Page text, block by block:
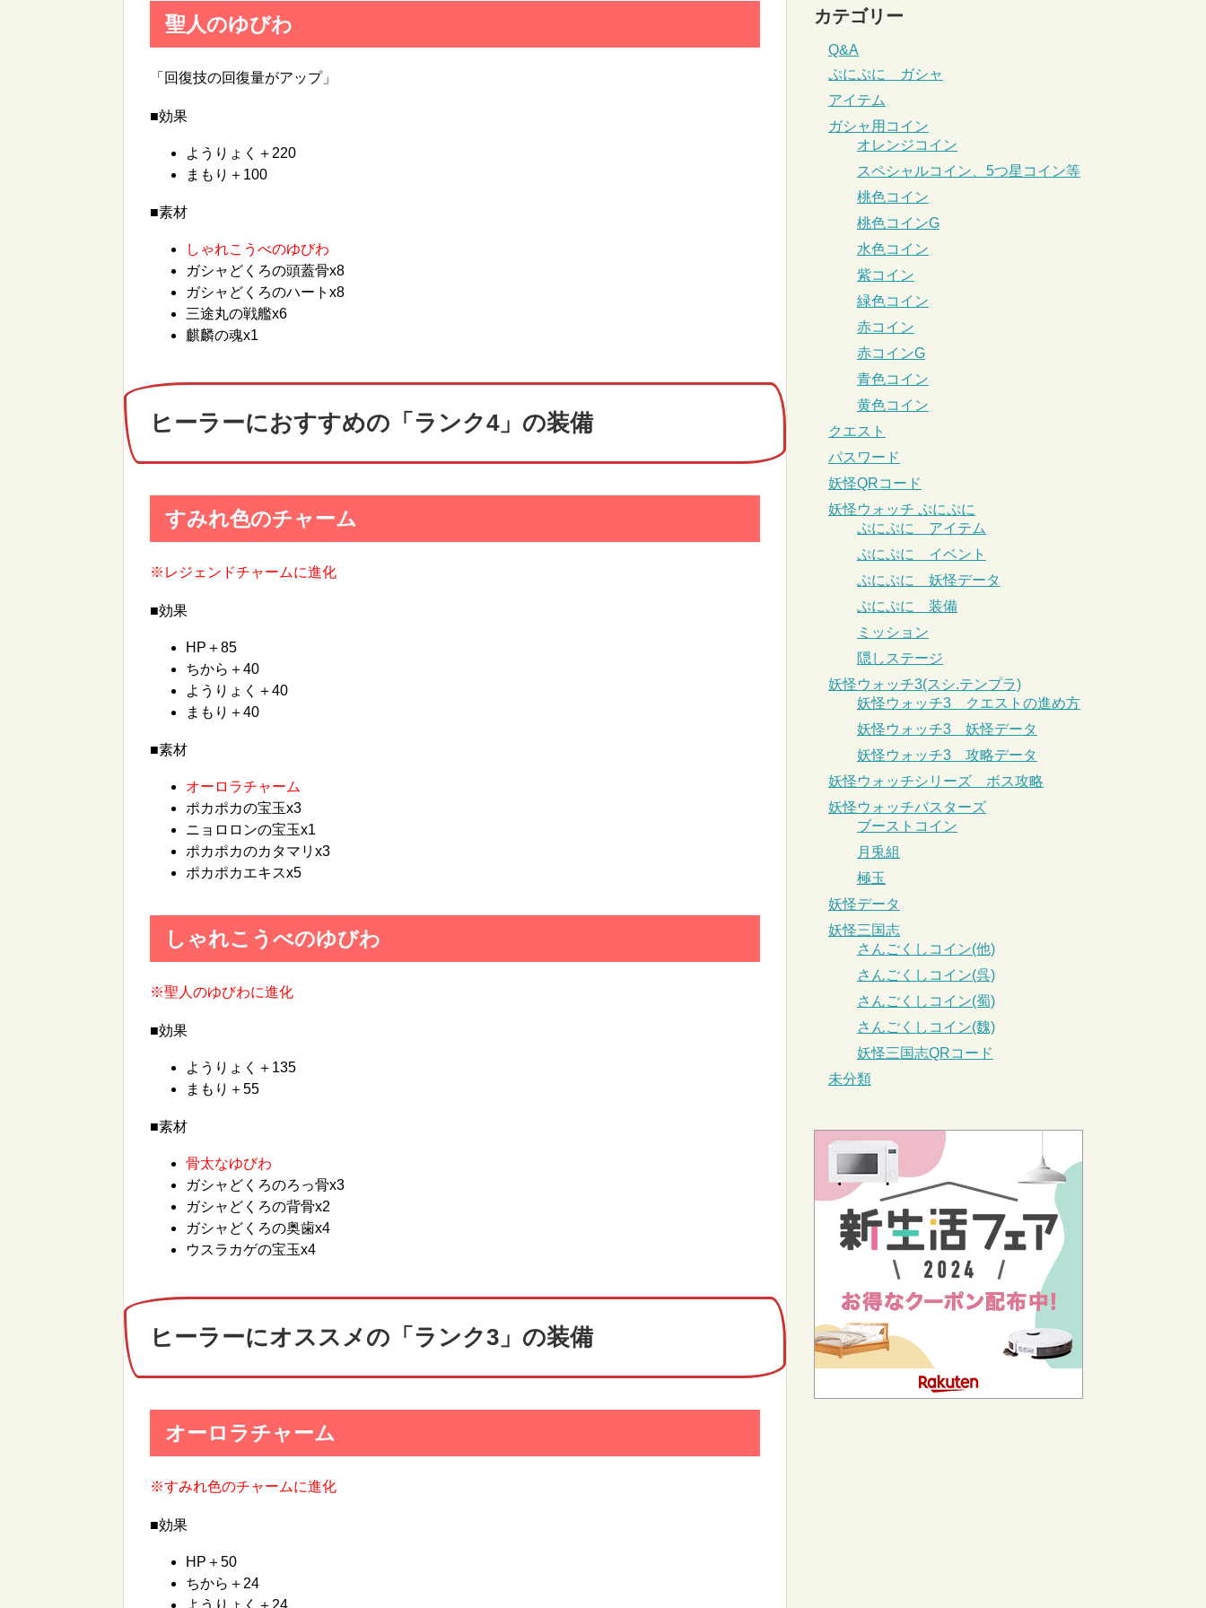
聖人のゆびわ
「回復技の回復量がアップ」
■効果
ようりょく＋220
まもり＋100
■素材
しゃれこうべのゆびわ
ガシャどくろの頭蓋骨x8
ガシャどくろのハートx8
三途丸の戦艦x6
麒麟の魂x1
ヒーラーにおすすめの「ランク4」の装備
すみれ色のチャーム
※レジェンドチャームに進化
■効果
HP＋85
ちから＋40
ようりょく＋40
まもり＋40
■素材
オーロラチャーム
ポカポカの宝玉x3
ニョロロンの宝玉x1
ポカポカのカタマリx3
ポカポカエキスx5
しゃれこうべのゆびわ
※聖人のゆびわに進化
■効果
ようりょく＋135
まもり＋55
■素材
骨太なゆびわ
ガシャどくろのろっ骨x3
ガシャどくろの背骨x2
ガシャどくろの奥歯x4
ウスラカゲの宝玉x4
ヒーラーにオススメの「ランク3」の装備
オーロラチャーム
※すみれ色のチャームに進化
■効果
HP＋50
ちから＋24
ようりょく＋24
カテゴリー
Q&A
ぷにぷに ガシャ
アイテム
ガシャ用コイン
オレンジコイン
スペシャルコイン、5つ星コイン等
桃色コイン
桃色コインG
水色コイン
紫コイン
緑色コイン
赤コイン
赤コインG
青色コイン
黄色コイン
クエスト
パスワード
妖怪QRコード
妖怪ウォッチ ぷにぷに
ぷにぷに アイテム
ぷにぷに イベント
ぷにぷに 妖怪データ
ぷにぷに 装備
ミッション
隠しステージ
妖怪ウォッチ3(スシ.テンプラ)
妖怪ウォッチ3 クエストの進め方
妖怪ウォッチ3 妖怪データ
妖怪ウォッチ3 攻略データ
妖怪ウォッチシリーズ ボス攻略
妖怪ウォッチバスターズ
ブーストコイン
月兎組
極玉
妖怪データ
妖怪三国志
さんごくしコイン(他)
さんごくしコイン(呉)
さんごくしコイン(蜀)
さんごくしコイン(魏)
妖怪三国志QRコード
未分類